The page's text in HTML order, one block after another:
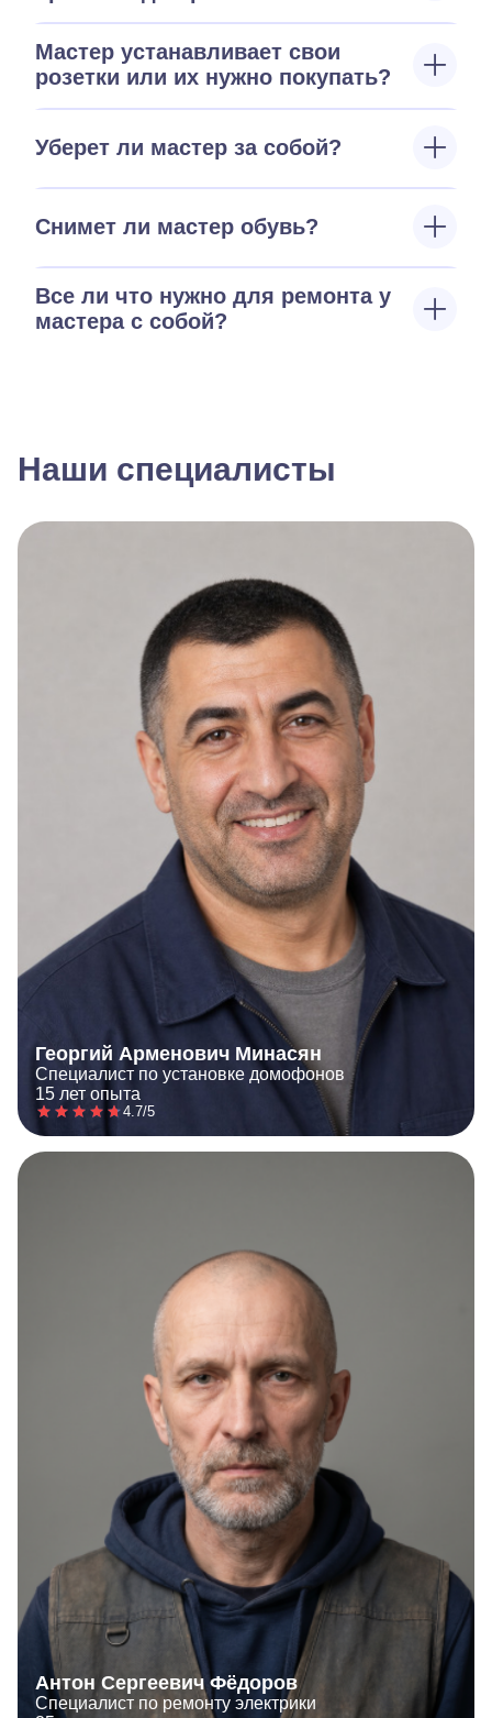
Мастер устанавливает свои
розетки или их нужно покупать?
Уберет ли мастер за собой?
Снимет ли мастер обувь?
Все ли что нужно для ремонта у
мастера с собой?
Наши специалисты
Георгий Арменович Минасян
Специалист по установке домофонов
15 лет опыта
4.7/5
Антон Сергеевич Фёдоров
Специалист по ремонту электрики